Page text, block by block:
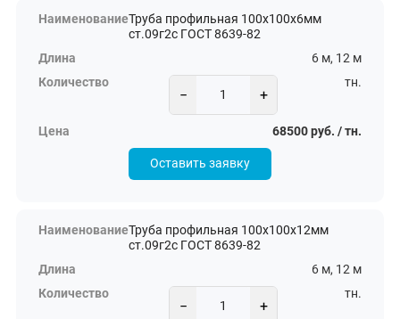
Труба профильная 100х100х6мм
ст.09г2с ГОСТ 8639-82
6 м, 12 м
− +
тн.
68500 руб. / тн.
Оставить заявку
Труба профильная 100х100х12мм
ст.09г2с ГОСТ 8639-82
6 м, 12 м
− +
тн.